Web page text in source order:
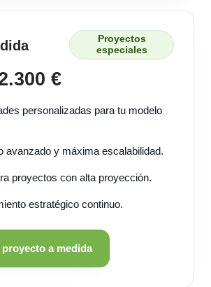
Proyectos
especiales
€
personalizadas para tu modelo
avanzado y máxima escalabilidad.
proyectos con alta proyección.
estratégico continuo.
proyecto a medida